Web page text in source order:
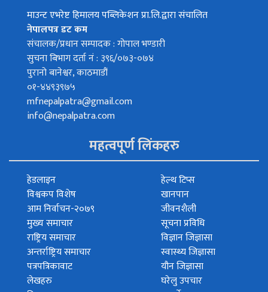
माउन्ट एभरेष्ट हिमालय पब्लिकेशन प्रा.लि.द्वारा संचालित
नेपालपत्र डट कम
संचालक/प्रधान सम्पादक : गोपाल भण्डारी
सुचना बिभाग दर्ता नं : ३९६/०७३-०७४
पुरानो बानेश्वर, काठमाडौं
०१-४४९३९७५
mfnepalpatra@gmail.com
info@nepalpatra.com
महत्वपूर्ण लिंकहरु
हेडलाइन
विश्वकप विशेष
आम निर्वाचन-२०७९
मुख्य समाचार
राष्ट्रिय समाचार
अन्तर्राष्ट्रिय समाचार
पत्रपत्रिकावाट
लेखहरु
हेल्थ टिप्स
खानपान
जीवनशैली
सूचना प्रविधि
विज्ञान जिज्ञासा
स्वास्थ्य जिज्ञासा
यौन जिज्ञासा
घरेलु उपचार